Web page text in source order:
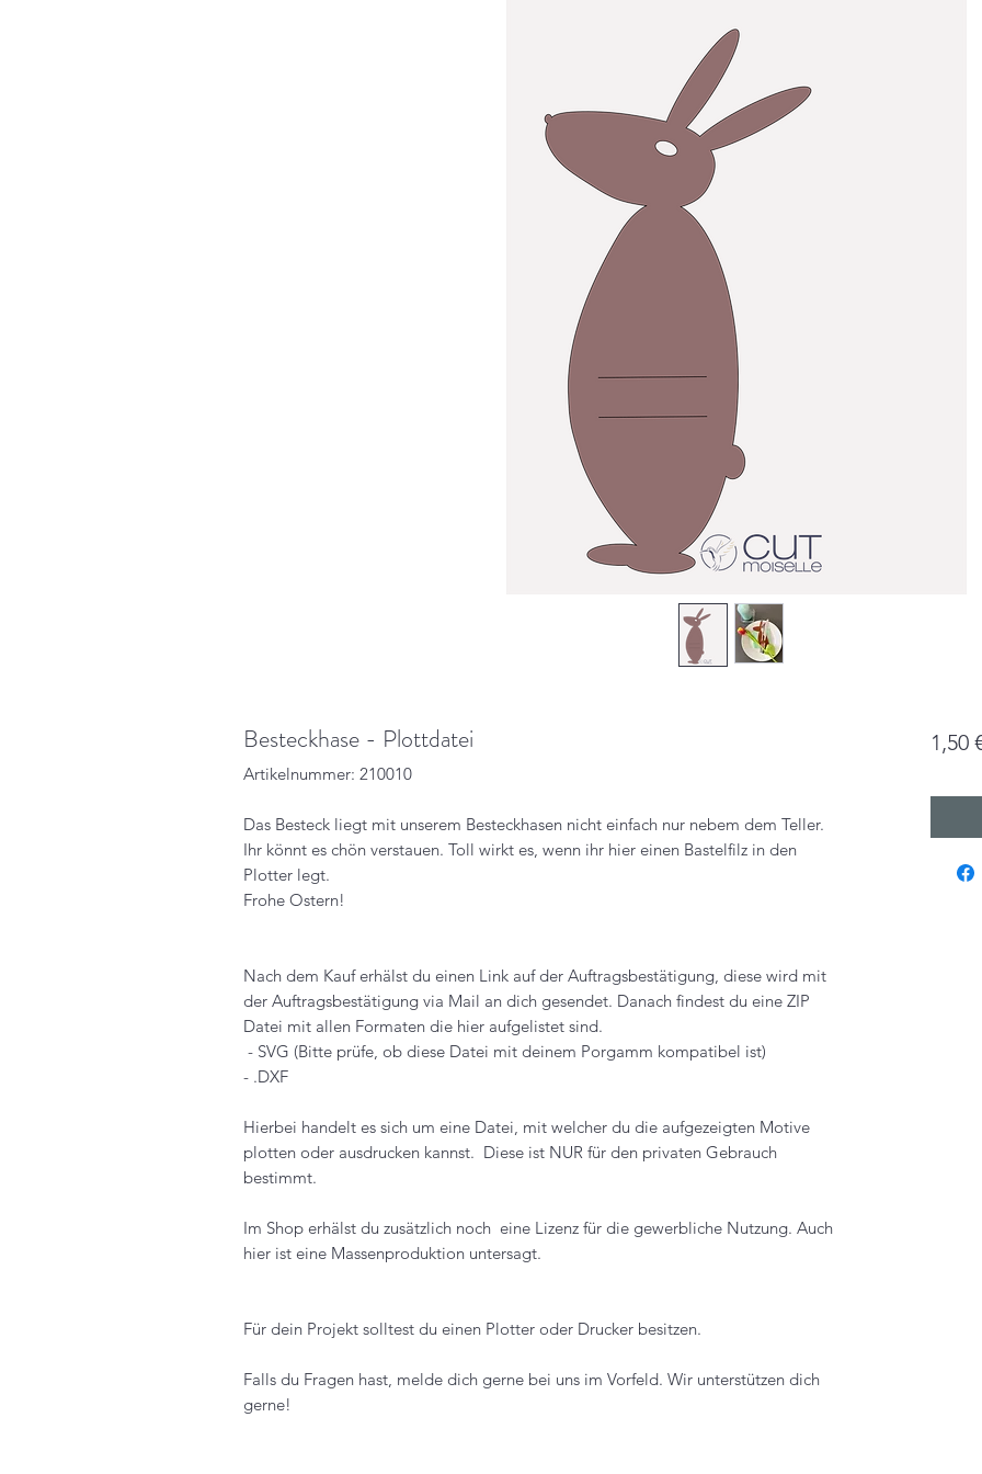
Besteckhase - Plottdatei
Artikelnummer: 210010
Das Besteck liegt mit unserem Besteckhasen nicht einfach nur nebem dem Teller.
Ihr könnt es chön verstauen. Toll wirkt es, wenn ihr hier einen Bastelfilz in den
Plotter legt.
Frohe Ostern!
Nach dem Kauf erhälst du einen Link auf der Auftragsbestätigung, diese wird mit
der Auftragsbestätigung via Mail an dich gesendet. Danach findest du eine ZIP
Datei mit allen Formaten die hier aufgelistet sind.
- SVG (Bitte prüfe, ob diese Datei mit deinem Porgamm kompatibel ist)
- .DXF
Hierbei handelt es sich um eine Datei, mit welcher du die aufgezeigten Motive
plotten oder ausdrucken kannst. Diese ist NUR für den privaten Gebrauch
bestimmt.
Im Shop erhälst du zusätzlich noch eine Lizenz für die gewerbliche Nutzung. Auch
hier ist eine Massenproduktion untersagt.
Für dein Projekt solltest du einen Plotter oder Drucker besitzen.
Falls du Fragen hast, melde dich gerne bei uns im Vorfeld. Wir unterstützen dich
gerne!
1,50